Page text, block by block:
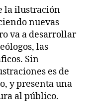
la ilustración
nuevas
va a desarrollar
las
Sin
es de
y presenta una
al público.